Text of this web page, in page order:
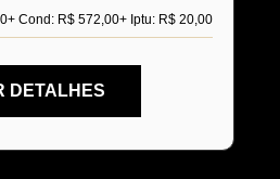
+ Cond: R$ 572,00+ Iptu: R$ 20,00
DETALHES